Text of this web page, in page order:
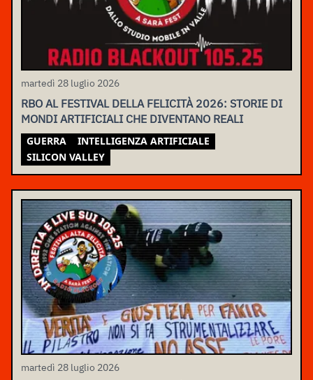
martedì 28 luglio 2026
RBO AL FESTIVAL DELLA FELICITÀ 2026: STORIE DI
MONDI ARTIFICIALI CHE DIVENTANO REALI
GUERRA
INTELLIGENZA ARTIFICIALE
SILICON VALLEY
martedì 28 luglio 2026